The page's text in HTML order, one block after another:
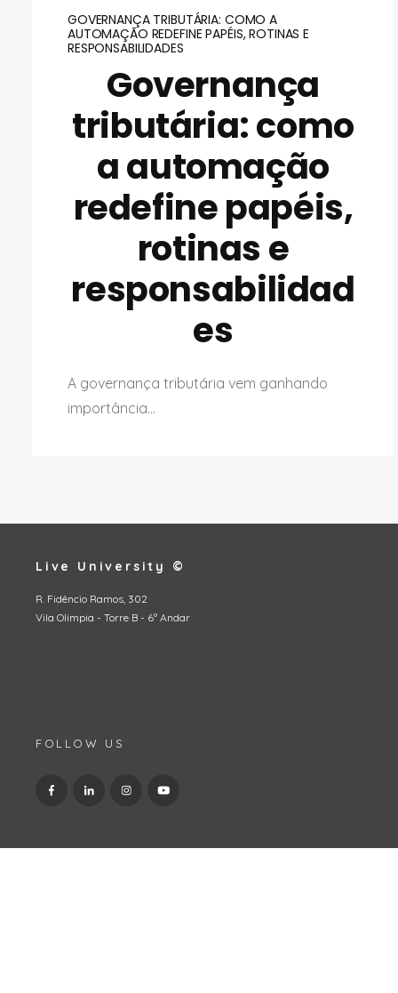
GOVERNANÇA TRIBUTÁRIA: COMO A
AUTOMAÇÃO REDEFINE PAPÉIS, ROTINAS E
RESPONSABILIDADES
Governança
tributária: como
a automação
redefine papéis,
rotinas e
responsabilidad
es
A governança tributária vem ganhando
importância...
Live University ©
R. Fidêncio Ramos, 302
Vila Olimpia - Torre B - 6º Andar
FOLLOW US